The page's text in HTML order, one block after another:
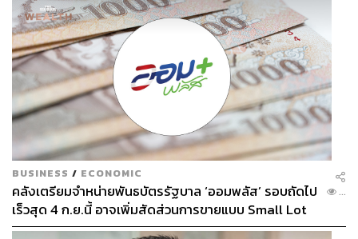
BUSINESS / ECONOMIC
คลังเตรียมจำหน่ายพันธบัตรรัฐบาล ‘ออมพลัส’ รอบถัดไป
เร็วสุด 4 ก.ย.นี้ อาจเพิ่มสัดส่วนการขายแบบ Small Lot
First มากขึ้น
...